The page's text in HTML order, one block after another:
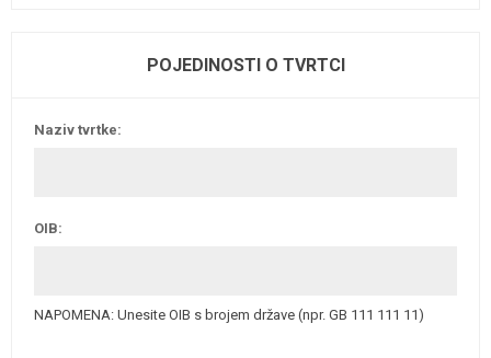
POJEDINOSTI O TVRTCI
Naziv tvrtke:
OIB:
NAPOMENA: Unesite OIB s brojem države (npr. GB 111 111 11)